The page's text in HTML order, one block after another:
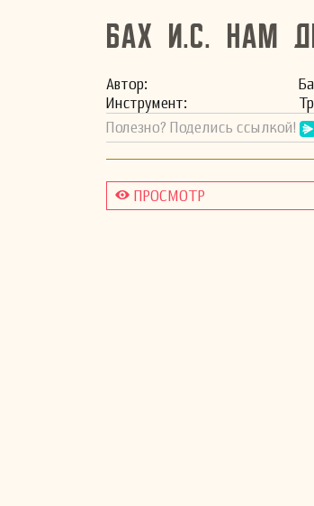
Бах И.С. Нам
Автор:
Инстру­мент:
Полезно? Поделись ссылкой!
ПРОСМОТР